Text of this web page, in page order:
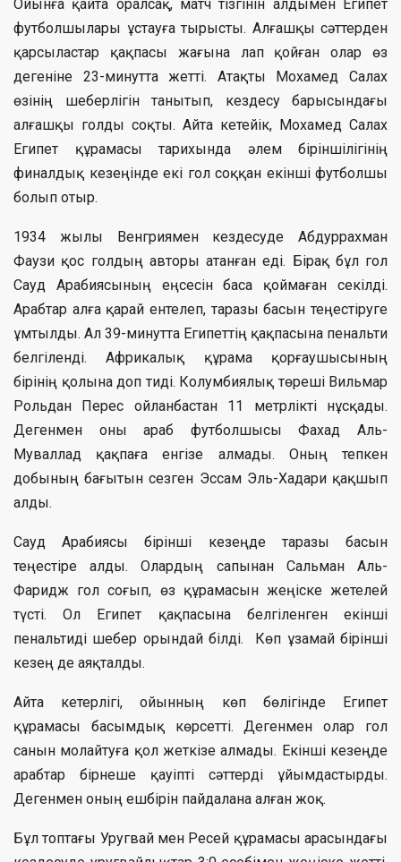
Ойынға қайта оралсақ, матч тізгінін алдымен Египет
футболшылары ұстауға тырысты. Алғашқы сәттерден
қарсыластар қақпасы жағына лап қойған олар өз
дегеніне 23-минутта жетті. Атақты Мохамед Салах
өзінің шеберлігін танытып, кездесу барысындағы
алғашқы голды соқты. Айта кетейік, Мохамед Салах
Египет құрамасы тарихында әлем біріншілігінің
финалдық кезеңінде екі гол соққан екінші футболшы
болып отыр.
1934 жылы Венгриямен кездесуде Абдуррахман
Фаузи қос голдың авторы атанған еді. Бірақ бұл гол
Сауд Арабиясының еңсесін баса қоймаған секілді.
Арабтар алға қарай ентелеп, таразы басын теңестіруге
ұмтылды. Ал 39-минутта Египеттің қақпасына пенальти
белгіленді. Африкалық құрама қорғаушысының
бірінің қолына доп тиді. Колумбиялық төреші Вильмар
Рольдан Перес ойланбастан 11 метрлікті нұсқады.
Дегенмен оны араб футболшысы Фахад Аль-
Муваллад қақпаға енгізе алмады. Оның тепкен
добының бағытын сезген Эссам Эль-Хадари қақшып
алды.
Сауд Арабиясы бірінші кезеңде таразы басын
теңестіре алды. Олардың сапынан Сальман Аль-
Фаридж гол соғып, өз құрамасын жеңіске жетелей
түсті. Ол Египет қақпасына белгіленген екінші
пенальтиді шебер орындай білді. Көп ұзамай бірінші
кезең де аяқталды.
Айта кетерлігі, ойынның көп бөлігінде Египет
құрамасы басымдық көрсетті. Дегенмен олар гол
санын молайтуға қол жеткізе алмады. Екінші кезеңде
арабтар бірнеше қауіпті сәттерді ұйымдастырды.
Дегенмен оның ешбірін пайдалана алған жоқ.
Бұл топтағы Уругвай мен Ресей құрамасы арасындағы